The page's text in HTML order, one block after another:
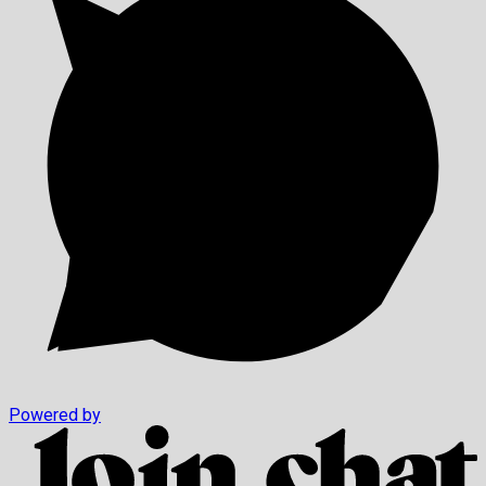
Powered by